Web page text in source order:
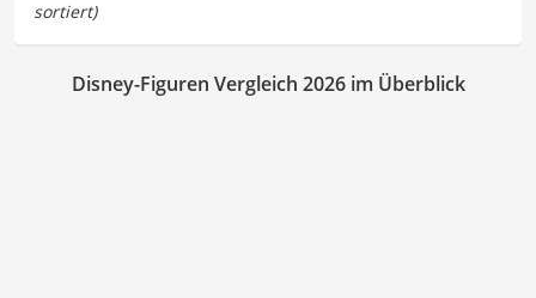
Disney-Figuren Vergleich 2026 im Überblick